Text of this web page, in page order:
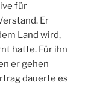
für
Er
Land wird,
hatte. Für ihn
er gehen
dauerte es